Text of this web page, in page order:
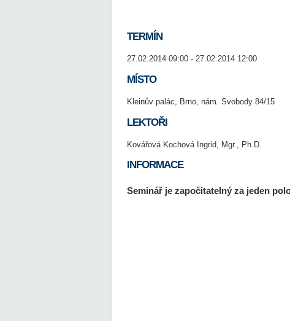
TERMÍN
27.02.2014 09:00 - 27.02.2014 12:00
MÍSTO
Kleinův palác, Brno, nám. Svobody 84/15
LEKTOŘI
Kovářová Kochová Ingrid, Mgr., Ph.D.
INFORMACE
Seminář je započitatelný za jeden